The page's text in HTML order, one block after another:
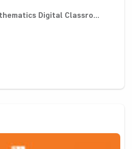
Digital Classro...